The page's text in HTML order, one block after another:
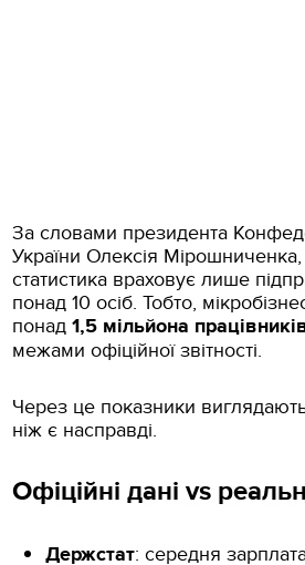
За словами президента
України Олексія
статистика враховує лише
понад 10 осіб. Тобто,
понад1,5 мільйона
межами офіційної звітності.
Через це показники
ніж є насправді.
Офіційні дані vs
Держстат: середня